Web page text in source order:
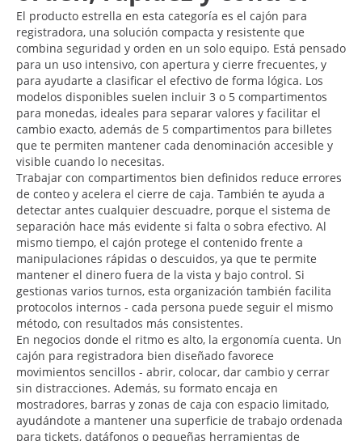
El producto estrella en esta categoría es el cajón para
registradora, una solución compacta y resistente que
combina seguridad y orden en un solo equipo. Está pensado
para un uso intensivo, con apertura y cierre frecuentes, y
para ayudarte a clasificar el efectivo de forma lógica. Los
modelos disponibles suelen incluir 3 o 5 compartimentos
para monedas, ideales para separar valores y facilitar el
cambio exacto, además de 5 compartimentos para billetes
que te permiten mantener cada denominación accesible y
visible cuando lo necesitas.
Trabajar con compartimentos bien definidos reduce errores
de conteo y acelera el cierre de caja. También te ayuda a
detectar antes cualquier descuadre, porque el sistema de
separación hace más evidente si falta o sobra efectivo. Al
mismo tiempo, el cajón protege el contenido frente a
manipulaciones rápidas o descuidos, ya que te permite
mantener el dinero fuera de la vista y bajo control. Si
gestionas varios turnos, esta organización también facilita
protocolos internos - cada persona puede seguir el mismo
método, con resultados más consistentes.
En negocios donde el ritmo es alto, la ergonomía cuenta. Un
cajón para registradora bien diseñado favorece
movimientos sencillos - abrir, colocar, dar cambio y cerrar
sin distracciones. Además, su formato encaja en
mostradores, barras y zonas de caja con espacio limitado,
ayudándote a mantener una superficie de trabajo ordenada
para tickets, datáfonos o pequeñas herramientas de